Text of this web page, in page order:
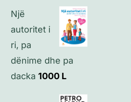
Një
autoritet i
ri, pa
dënime dhe pa
dacka 1000 L